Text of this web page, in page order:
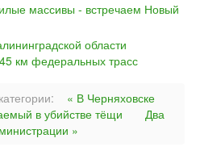
массивы - встречаем Новый
области
км федеральных трасс
« В Черняховске
в убийстве тёщи
Два
»